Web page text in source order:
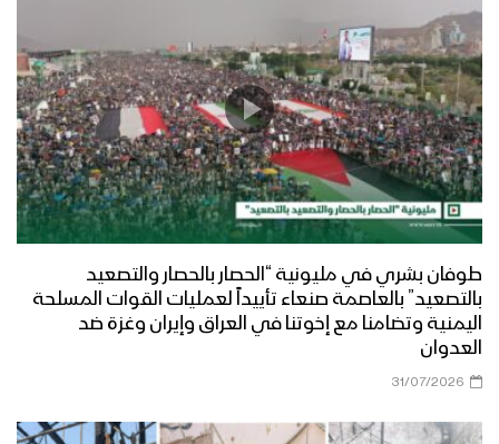
طوفان بشري في مليونية “الحصار بالحصار والتصعيد
بالتصعيد” بالعاصمة صنعاء تأييداً لعمليات القوات المسلحة
اليمنية وتضامنا مع إخوتنا في العراق وإيران وغزة ضد
العدوان
31/07/2026